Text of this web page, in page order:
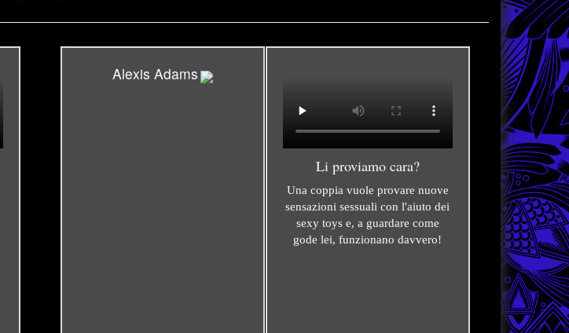
Alexis Adams
Li proviamo cara?
Una coppia vuole provare nuove
sensazioni sessuali con l'aiuto dei
sexy toys e, a guardare come
gode lei, funzionano davvero!